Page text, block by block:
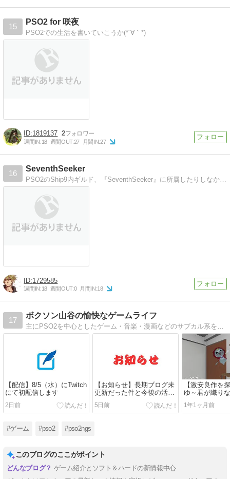
15
PSO2 for 咲夜
PSO2での生活を書いていこうか(*´∀｀*)
1819137 2
週間IN:18 週間OUT:27 月間IN:27
16
SeventhSeeker
PSO2のShip9内ギルド、『SeventhSeeker』に所属したりしなかったりのキャラクターたちが織り成したり織り成さなかったりする、 おもに腐ったり…
1729585
週間IN:18 週間OUT:0 月間IN:18
17
ボクソン山谷の愉快なゲームライフ
主にPSO2を中心としたゲーム・音楽・漫画などのサブカル系を情報・感想を徒然と書いていくサイト
【配信】8/5（水）にTwitch
にて初配信します
2日前
【お知らせ】長期ブログ未
更新だった件と今後の活動
について
5日前
【激安良作を
ゆ～君が織り
ークコメディ
怖の採点』【
1年1ヶ月前
#ゲーム #pso2 #pso2ngs
このブログのここがポイント
ゲーム紹介とソフト＆ハードの新情報中心